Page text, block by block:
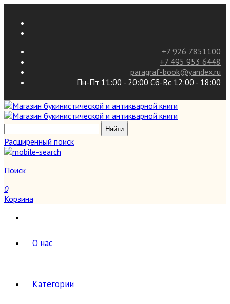
+7 926 7851100
+7 495 953 6448
paragraf-book@yandex.ru
Пн-Пт 11:00 - 20:00 Сб-Вс 12:00 - 18:00
Расширенный поиск
Поиск
0
Корзина
О нас
Категории